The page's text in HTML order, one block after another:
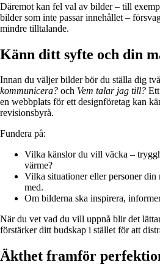
Däremot kan fel val av bilder – till
bilder som inte passar innehållet –
mindre tilltalande.
Känn ditt syfte och din
Innan du väljer bilder bör du ställa dig
kommunicera? och Vem talar jag till?
en webbplats för ett designföretag kan
revisionsbyrå.
Fundera på:
Vilka känslor du vill väcka –
värme?
Vilka situationer eller personer
med.
Om bilderna ska inspirera,
När du vet vad du vill uppnå blir det
förstärker ditt budskap i stället för att
Äkthet framför